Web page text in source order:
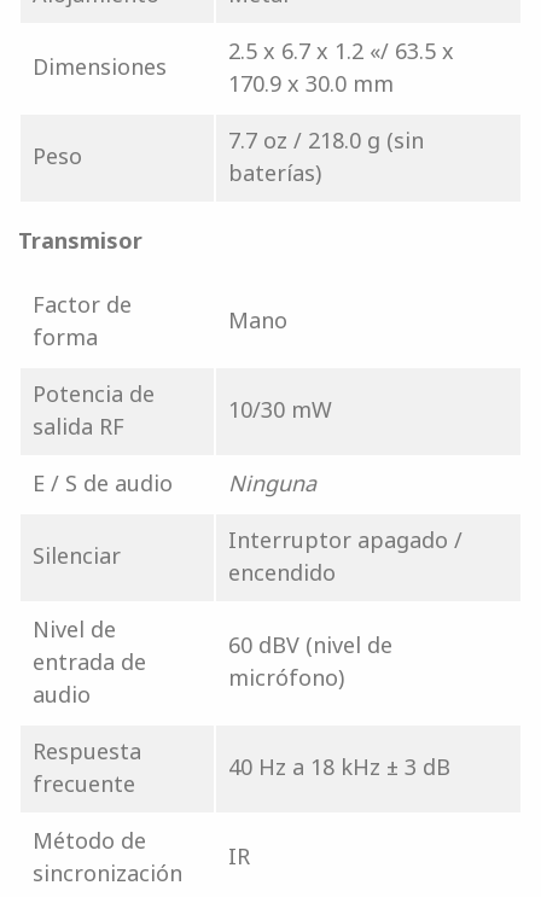
Dimensiones
2.5 x 6.7 x 1.2 «/ 63.5 x
170.9 x 30.0 mm
Peso
7.7 oz / 218.0 g (sin
baterías)
Transmisor
Factor de
forma
Mano
Potencia de
salida RF
10/30 mW
E / S de audio Ninguna
Silenciar
Interruptor apagado /
encendido
Nivel de
entrada de
audio
60 dBV (nivel de
micrófono)
Respuesta
frecuente
40 Hz a 18 kHz ± 3 dB
Método de
sincronización
IR